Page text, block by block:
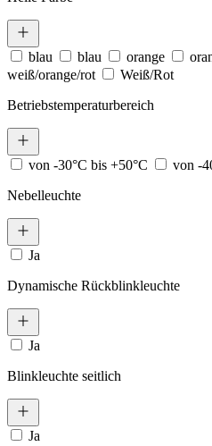
blau blau orange
weiß/orange/rot
Weiß/Rot
Betriebstemperaturbereich
von -30°C bis +50°C
von -
Nebelleuchte
Ja
Dynamische Rückblinkleuchte
Ja
Blinkleuchte seitlich
Ja